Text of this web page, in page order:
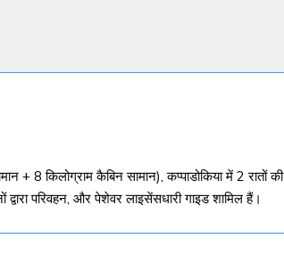
+ 8 किलोग्राम कैबिन सामान), कप्पाडोकिया में 2
परिवहन, और पेशेवर लाइसेंसधारी गाइड शामिल हैं।